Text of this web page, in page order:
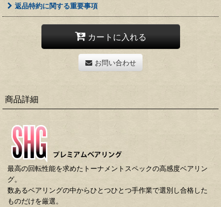
返品特約に関する重要事項
カートに入れる
お問い合わせ
商品詳細
最高の回転性能を求めたトーナメントスペックの高感度ベアリン
グ。
数あるベアリングの中からひとつひとつ手作業で選別し合格した
ものだけを厳選。